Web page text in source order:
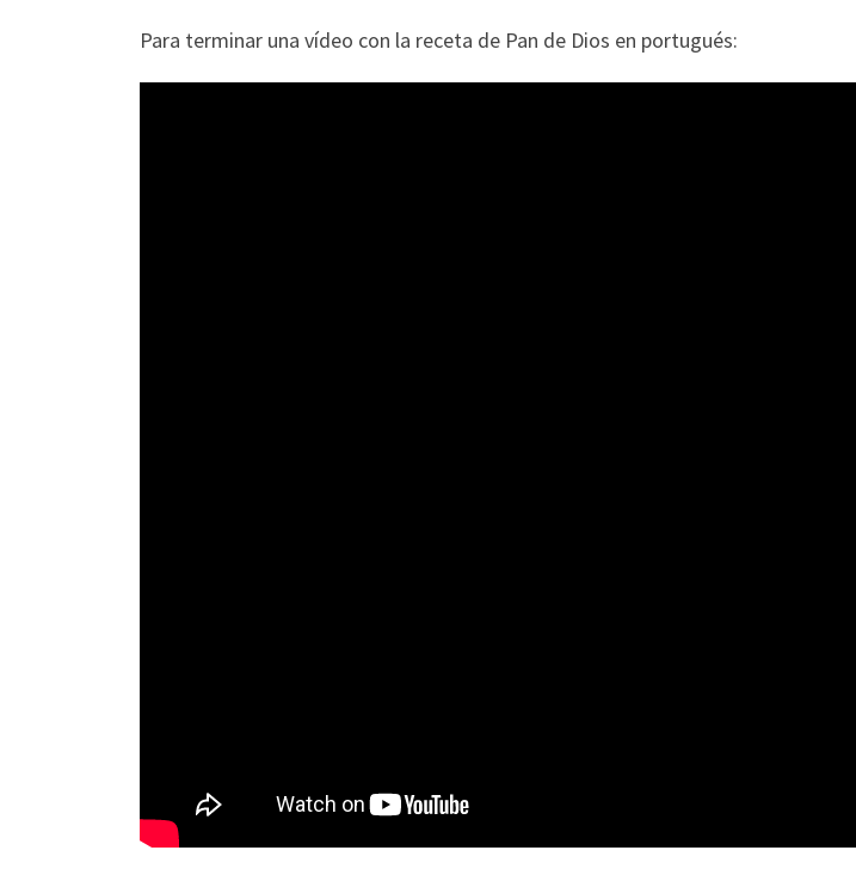
Para terminar una vídeo con la receta de Pan de Dios en portugués: